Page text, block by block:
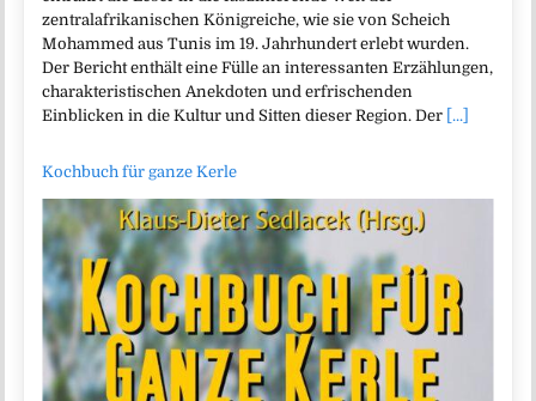
zentralafrikanischen Königreiche, wie sie von Scheich
Mohammed aus Tunis im 19. Jahrhundert erlebt wurden.
Der Bericht enthält eine Fülle an interessanten Erzählungen,
charakteristischen Anekdoten und erfrischenden
Einblicken in die Kultur und Sitten dieser Region. Der [...]
Kochbuch für ganze Kerle